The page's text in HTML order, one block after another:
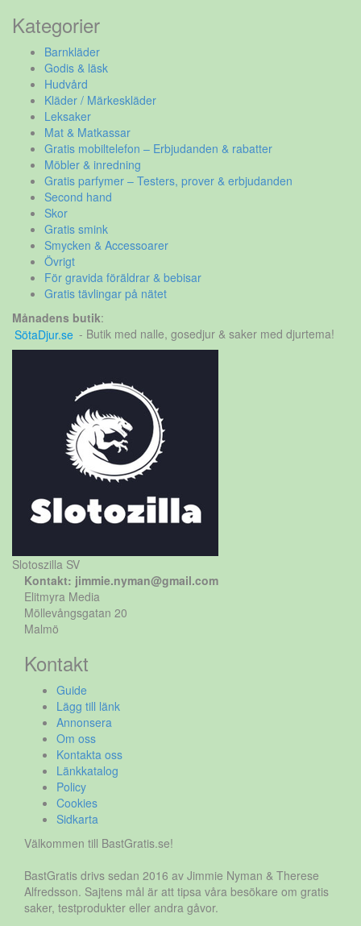
Kategorier
Barnkläder
Godis & läsk
Hudvård
Kläder / Märkeskläder
Leksaker
Mat & Matkassar
Gratis mobiltelefon – Erbjudanden & rabatter
Möbler & inredning
Gratis parfymer – Testers, prover & erbjudanden
Second hand
Skor
Gratis smink
Smycken & Accessoarer
Övrigt
För gravida föräldrar & bebisar
Gratis tävlingar på nätet
Månadens butik:
SötaDjur.se - Butik med nalle, gosedjur & saker med djurtema!
Slotoszilla SV
Kontakt: jimmie.nyman@gmail.com
Elitmyra Media
Möllevångsgatan 20
Malmö
Kontakt
Guide
Lägg till länk
Annonsera
Om oss
Kontakta oss
Länkkatalog
Policy
Cookies
Sidkarta
Välkommen till BastGratis.se!
BastGratis drivs sedan 2016 av Jimmie Nyman & Therese
Alfredsson. Sajtens mål är att tipsa våra besökare om gratis
saker, testprodukter eller andra gåvor.